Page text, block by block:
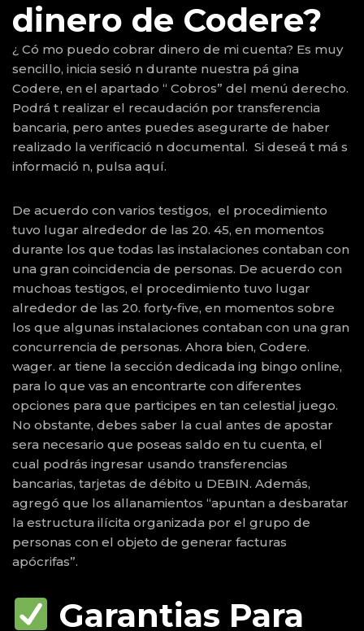
dinero de Codere?
¿ Có mo puedo cobrar dinero de mi cuenta? Es muy
sencillo, inicia sesió n durante nuestra pá gina
Codere, en el apartado “ Cobros” del menú derecho​.
Podrá t realizar el recaudación por transferencia
bancaria, pero antes puedes asegurarte de haber
realizado la verificació n documental. ​ Si deseá t má s
informació n, pulsa aquí.
De acuerdo con varios testigos, el procedimiento
tuvo lugar alrededor de las 20. 45, en momentos
durante los que todas las instalaciones contaban con
una gran coincidencia de personas. De acuerdo con
muchoas testigos, el procedimiento tuvo lugar
alrededor de las 20. forty-five, en momentos sobre
los que algunas instalaciones contaban con una gran
concurrencia de personas. Ahora bien, Codere.
wager. ar tiene la sección dedicada ing bingo online,
para lo que vas an encontrarte con diferentes
opciones para que participes en tan celestial juego.
No obstante, debes saber la cual antes de apostar
sera necesario que poseas saldo en tu cuenta, el
cual podrás ingresar usando transferencias
bancarias, tarjetas de débito u DEBIN. Además,
agregó que los allanamientos “apuntan a desbaratar
la estructura ilícita organizada por el grupo de
personas con el objeto de generar facturas
apócrifas”.
Garantias Para